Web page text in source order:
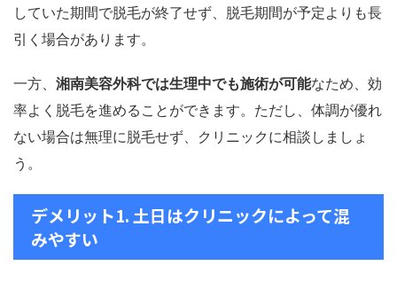
していた期間で脱毛が終了せず、脱毛期間が予定よりも長
引く場合があります。
一方、 湘南美容外科では生理中でも施術が可能なため、効
率よく脱毛を進めることができます。 ただし、体調が優れ
ない場合は無理に脱毛せず、クリニックに相談しましょ
う。
デメリット1. 土日はクリニックによって混
みやすい